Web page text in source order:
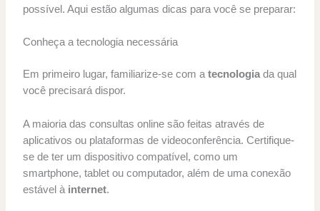
possível. Aqui estão algumas dicas para você se preparar:
Conheça a tecnologia necessária
Em primeiro lugar, familiarize-se com atecnologiada qual
você precisará dispor.
A maioria das consultas online são feitas através de
aplicativos ou plataformas de videoconferência. Certifique-
se de ter um dispositivo compatível, como um
smartphone, tablet ou computador, além de uma conexão
estável à internet.